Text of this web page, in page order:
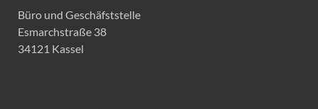
Büro und Geschäfststelle
Esmarchstraße 38
34121 Kassel